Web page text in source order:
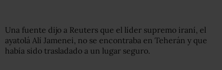
Una fuente dijo a Reuters que el líder supremo iraní, el
ayatolá Alí Jamenei, no se encontraba en Teherán y que
había sido trasladado a un lugar seguro.